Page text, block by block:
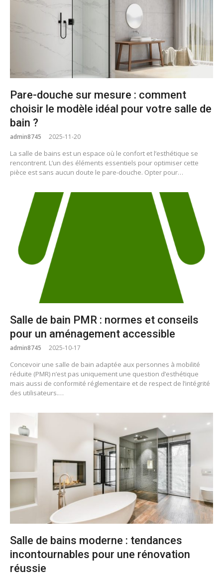
Pare-douche sur mesure : comment
choisir le modèle idéal pour votre salle de
bain ?
admin8745 2025-11-20
La salle de bains est un espace où le confort et l’esthétique se
rencontrent. L’un des éléments essentiels pour optimiser cette
pièce est sans aucun doute le pare-douche. Opter pour…
Salle de bain PMR : normes et conseils
pour un aménagement accessible
admin8745 2025-10-17
Concevoir une salle de bain adaptée aux personnes à mobilité
réduite (PMR) n’est pas uniquement une question d’esthétique
mais aussi de conformité réglementaire et de respect de l’intégrité
des utilisateurs.…
Salle de bains moderne : tendances
incontournables pour une rénovation
réussie